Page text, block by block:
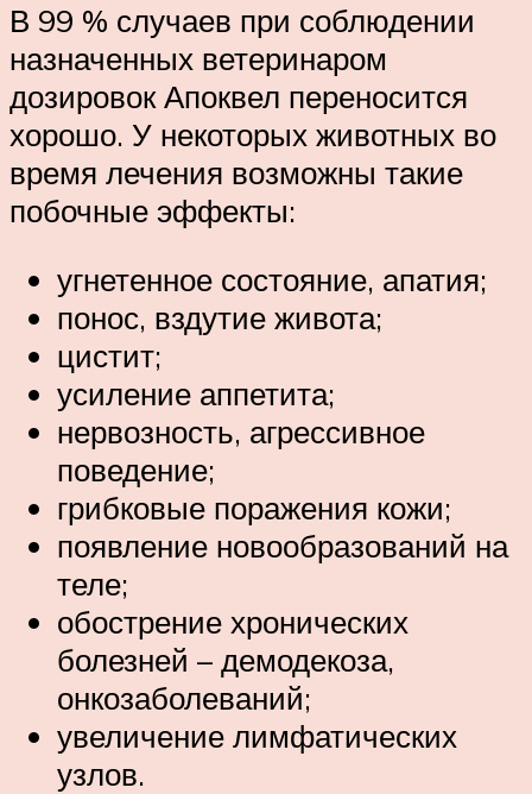
В 99 % случаев при соблюдении
назначенных ветеринаром
дозировок Апоквел переносится
хорошо. У некоторых животных во
время лечения возможны такие
побочные эффекты:
угнетенное состояние, апатия;
понос, вздутие живота;
цистит;
усиление аппетита;
нервозность, агрессивное
поведение;
грибковые поражения кожи;
появление новообразований на
теле;
обострение хронических
болезней – демодекоза,
онкозаболеваний;
увеличение лимфатических
узлов.